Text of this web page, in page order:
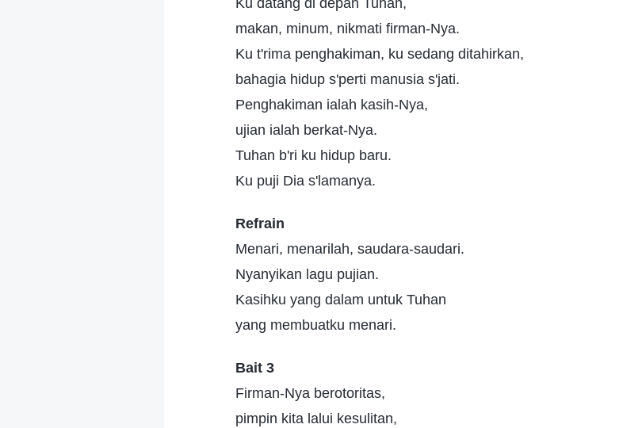
Ku datang di depan Tuhan,
makan, minum, nikmati firman-Nya.
Ku t'rima penghakiman, ku sedang ditahirkan,
bahagia hidup s'perti manusia s'jati.
Penghakiman ialah kasih-Nya,
ujian ialah berkat-Nya.
Tuhan b'ri ku hidup baru.
Ku puji Dia s'lamanya.
Refrain
Menari, menarilah, saudara-saudari.
Nyanyikan lagu pujian.
Kasihku yang dalam untuk Tuhan
yang membuatku menari.
Bait 3
Firman-Nya berotoritas,
pimpin kita lalui kesulitan,